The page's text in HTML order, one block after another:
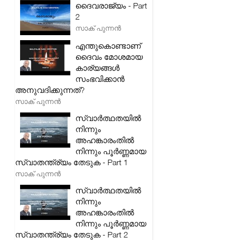
ദൈവരാജ്യം - Part
2
സാക് പുന്നൻ
എന്തുകൊണ്ടാണ്
ദൈവം മോശമായ
കാര്യങ്ങൾ
സംഭവിക്കാൻ
അനുവദിക്കുന്നത്?
സാക് പുന്നൻ
സ്വാർത്ഥതയിൽ
നിന്നും
അഹങ്കാരംതിൽ
നിന്നും പൂർണ്ണമായ
സ്വാതന്ത്ര്യം തേടുക - Part 1
സാക് പുന്നൻ
സ്വാർത്ഥതയിൽ
നിന്നും
അഹങ്കാരംതിൽ
നിന്നും പൂർണ്ണമായ
സ്വാതന്ത്ര്യം തേടുക - Part 2